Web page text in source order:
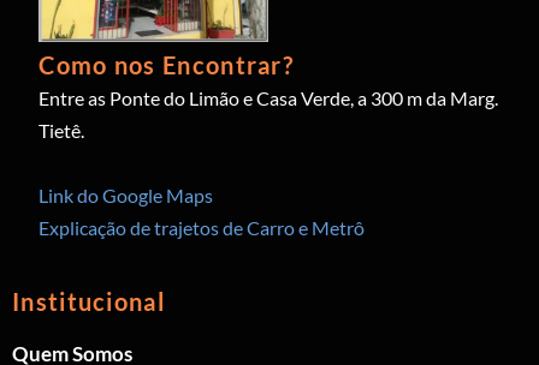
Como nos Encontrar?
Entre as Ponte do Limão e Casa Verde, a 300 m da Marg.
Tietê.
Link do Google Maps
Explicação de trajetos de Carro e Metrô
Institucional
Quem Somos